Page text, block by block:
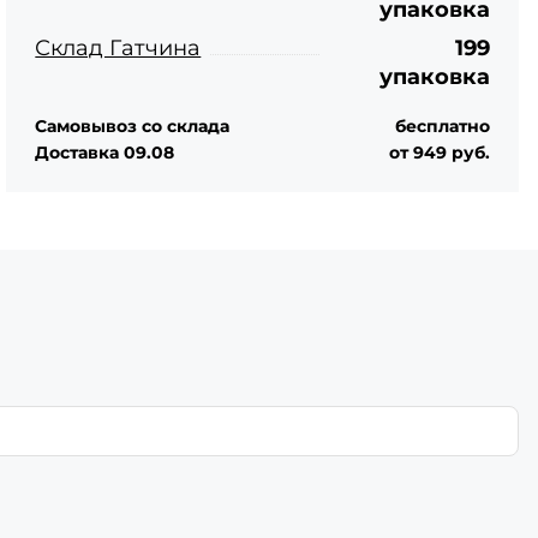
упаковка
Склад Гатчина
199
упаковка
Самовывоз со склада
бесплатно
Доставка 09.08
от 949 руб.